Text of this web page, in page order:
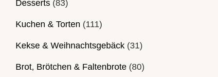
Desserts (83)
Kuchen & Torten (111)
Kekse & Weihnachtsgebäck (31)
Brot, Brötchen & Faltenbrote (80)